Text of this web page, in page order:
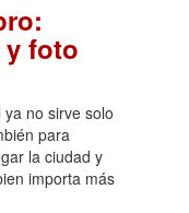
foto
no sirve solo
para
la ciudad y
importa más